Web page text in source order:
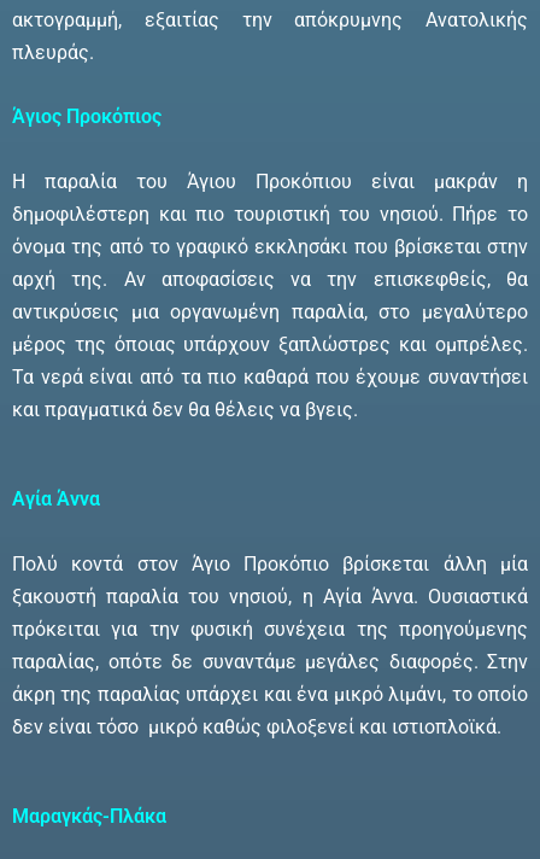
ακτογραμμή, εξαιτίας την απόκρυμνης Ανατολικής
πλευράς.
Άγιος Προκόπιος
Η παραλία του Άγιου Προκόπιου είναι μακράν η
δημοφιλέστερη και πιο τουριστική του νησιού. Πήρε το
όνομα της από το γραφικό εκκλησάκι που βρίσκεται στην
αρχή της. Αν αποφασίσεις να την επισκεφθείς, θα
αντικρύσεις μια οργανωμένη παραλία, στο μεγαλύτερο
μέρος της όποιας υπάρχουν ξαπλώστρες και ομπρέλες.
Τα νερά είναι από τα πιο καθαρά που έχουμε συναντήσει
και πραγματικά δεν θα θέλεις να βγεις.
Αγία Άννα
Πολύ κοντά στον Άγιο Προκόπιο βρίσκεται άλλη μία
ξακουστή παραλία του νησιού, η Αγία Άννα. Ουσιαστικά
πρόκειται για την φυσική συνέχεια της προηγούμενης
παραλίας, οπότε δε συναντάμε μεγάλες διαφορές. Στην
άκρη της παραλίας υπάρχει και ένα μικρό λιμάνι, το οποίο
δεν είναι τόσο μικρό καθώς φιλοξενεί και ιστιοπλοϊκά.
Μαραγκάς-Πλάκα